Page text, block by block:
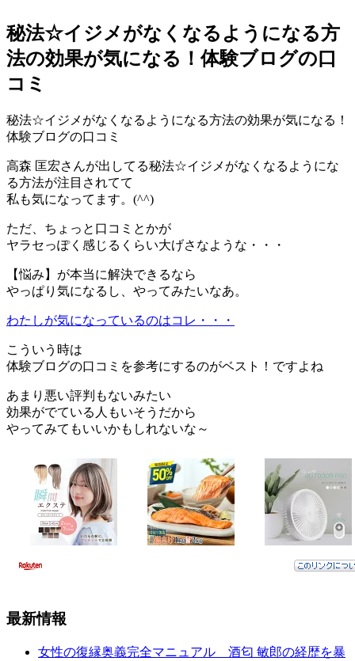
秘法☆イジメがなくなるようになる方
法の効果が気になる！体験ブログの口
コミ
秘法☆イジメがなくなるようになる方法の効果が気になる！
体験ブログの口コミ
高森 匡宏さんが出してる秘法☆イジメがなくなるようにな
る方法が注目されてて
私も気になってます。(^^)ゞ
ただ、ちょっと口コミとかが
ヤラセっぽく感じるくらい大げさなような・・・
【悩み】が本当に解決できるなら
やっぱり気になるし、やってみたいなあ。
わたしが気になっているのはコレ・・・
こういう時は
体験ブログの口コミを参考にするのがベスト！ですよね
あまり悪い評判もないみたい
効果がでている人もいそうだから
やってみてもいいかもしれないな～
最新情報
女性の復縁奥義完全マニュアル 酒匂 敏郎の経歴を暴